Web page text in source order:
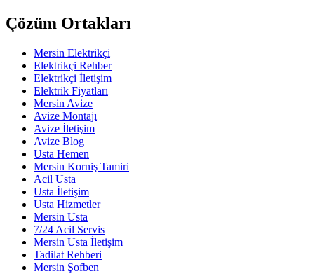
Çözüm Ortakları
Mersin Elektrikçi
Elektrikçi Rehber
Elektrikçi İletişim
Elektrik Fiyatları
Mersin Avize
Avize Montajı
Avize İletişim
Avize Blog
Usta Hemen
Mersin Korniş Tamiri
Acil Usta
Usta İletişim
Usta Hizmetler
Mersin Usta
7/24 Acil Servis
Mersin Usta İletişim
Tadilat Rehberi
Mersin Şofben